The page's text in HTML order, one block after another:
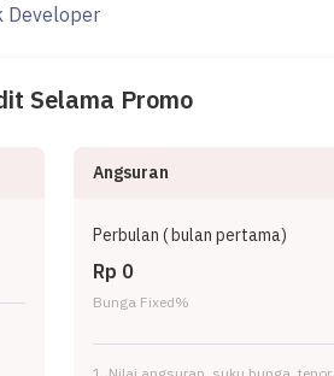
Developer
Selama Promo
Angsuran
Perbulan (bulan pertama)
Rp 0
Bunga Fixed%